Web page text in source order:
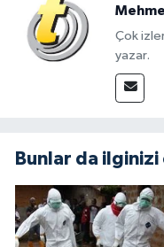
Çok
yazar.
Bunlar da